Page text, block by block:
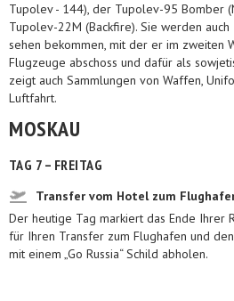
Tupolev - 144), der Tupolev-95 Bomber
Tupolev-22M (Backfire). Sie werden auch
sehen bekommen, mit der er im zweiten
Flugzeuge abschoss und dafür als
zeigt auch Sammlungen von Waffen,
Luftfahrt.
MOSKAU
TAG 7 – FREITAG
Transfer vom Hotel zum
Der heutige Tag markiert das Ende Ihrer
für Ihren Transfer zum Flughafen und
mit einem „Go Russia“ Schild abholen.